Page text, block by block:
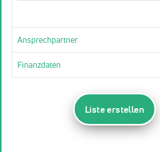
Ansprechpartner
Finanzdaten
Liste erstellen